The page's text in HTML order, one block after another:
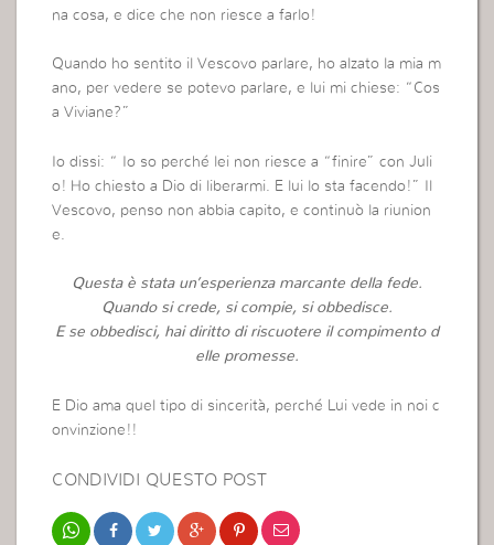
na cosa, e dice che non riesce a farlo!
Quando ho sentito il Vescovo parlare, ho alzato la mia m
ano, per vedere se potevo parlare, e lui mi chiese: “Cos
a Viviane?”
Io dissi: “ Io so perché lei non riesce a “finire” con Juli
o! Ho chiesto a Dio di liberarmi. E lui lo sta facendo!” Il
Vescovo, penso non abbia capito, e continuò la riunion
e.
Questa è stata un’esperienza marcante della fede.
Quando si crede, si compie, si obbedisce.
E se obbedisci, hai diritto di riscuotere il compimento d
elle promesse.
E Dio ama quel tipo di sincerità, perché Lui vede in noi c
onvinzione!!
CONDIVIDI QUESTO POST